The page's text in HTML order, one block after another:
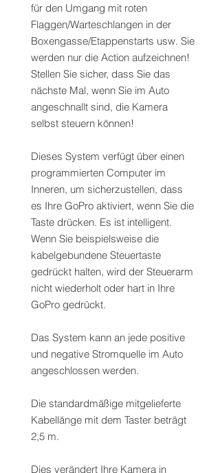
für den Umgang mit roten
Flaggen/Warteschlangen in der
Boxengasse/Etappenstarts usw. Sie
werden nur die Action aufzeichnen!
Stellen Sie sicher, dass Sie das
nächste Mal, wenn Sie im Auto
angeschnallt sind, die Kamera
selbst steuern können!
Dieses System verfügt über einen
programmierten Computer im
Inneren, um sicherzustellen, dass
es Ihre GoPro aktiviert, wenn Sie die
Taste drücken. Es ist intelligent.
Wenn Sie beispielsweise die
kabelgebundene Steuertaste
gedrückt halten, wird der Steuerarm
nicht wiederholt oder hart in Ihre
GoPro gedrückt.
Das System kann an jede positive
und negative Stromquelle im Auto
angeschlossen werden.
Die standardmäßige mitgelieferte
Kabellänge mit dem Taster beträgt
2,5 m.
Dies verändert Ihre Kamera in